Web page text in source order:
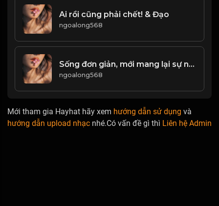
Ai rồi cũng phải chết! & Đạo
ngoalong568
Sống đơn giản, mới mang lại sự nhẹ nhàng thư thái! Đạo
ngoalong568
Mới tham gia Hayhat hãy xem hướng dẫn sử dụng và
hướng dẫn upload nhạc nhé.Có vấn đề gì thì Liên hệ Admin